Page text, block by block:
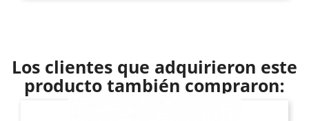
Los clientes que adquirieron este
producto también compraron: